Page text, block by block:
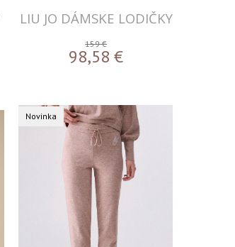
LIU JO DÁMSKE LODIČKY
159 €
98,58 €
Novinka